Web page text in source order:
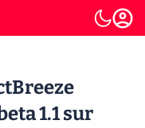
1.1 sur